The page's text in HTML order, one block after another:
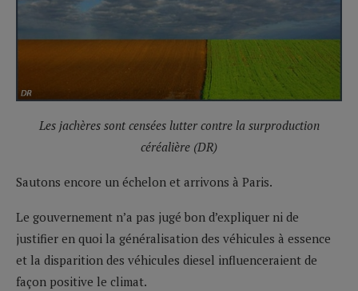
Les jachères sont censées lutter contre la surproduction
céréalière (DR)
Sautons encore un échelon et arrivons à Paris.
Le gouvernement n’a pas jugé bon d’expliquer ni de
justifier en quoi la généralisation des véhicules à essence
et la disparition des véhicules diesel influenceraient de
façon positive le climat.